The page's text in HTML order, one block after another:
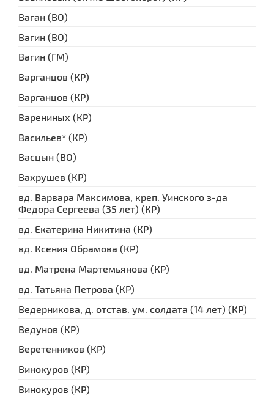
Ваган (ВО)
Вагин (ВО)
Вагин (ГМ)
Варганцов (КР)
Варганцов (КР)
Варениных (КР)
Васильев* (КР)
Васцын (ВО)
Вахрушев (КР)
вд. Варвара Максимова, креп. Уинского з-да
Федора Сергеева (35 лет) (КР)
вд. Екатерина Никитина (КР)
вд. Ксения Обрамова (КР)
вд. Матрена Мартемьянова (КР)
вд. Татьяна Петрова (КР)
Ведерникова, д. отстав. ум. солдата (14 лет) (КР)
Ведунов (КР)
Веретенников (КР)
Винокуров (КР)
Винокуров (КР)